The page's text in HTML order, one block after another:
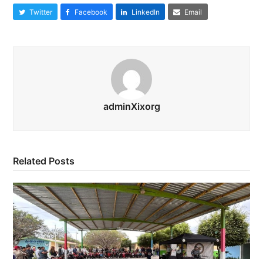
Twitter Facebook LinkedIn Email
adminXixorg
Related Posts